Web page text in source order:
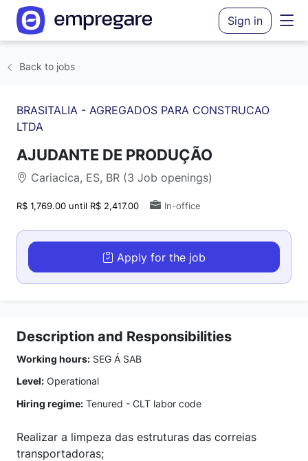
Sign in
Back to jobs
BRASITALIA - AGREGADOS PARA CONSTRUCAO
LTDA
AJUDANTE DE PRODUÇÃO
Cariacica, ES, BR (3 Job openings)
R$ 1,769.00 until R$ 2,417.00 In-office
Apply for the job
Description and Responsibilities
Working hours: SEG Á SAB
Level: Operational
Hiring regime: Tenured - CLT labor code
Realizar a limpeza das estruturas das correias
transportadoras;